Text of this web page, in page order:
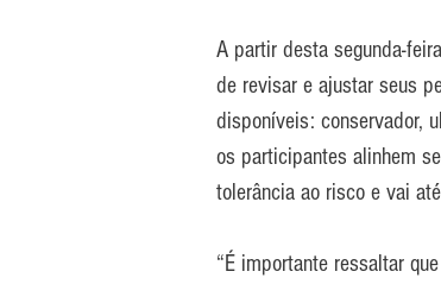
A partir desta segunda-
de revisar e ajustar seus
disponíveis: conservador,
os participantes alinhem
tolerância ao risco e vai
“É importante ressaltar